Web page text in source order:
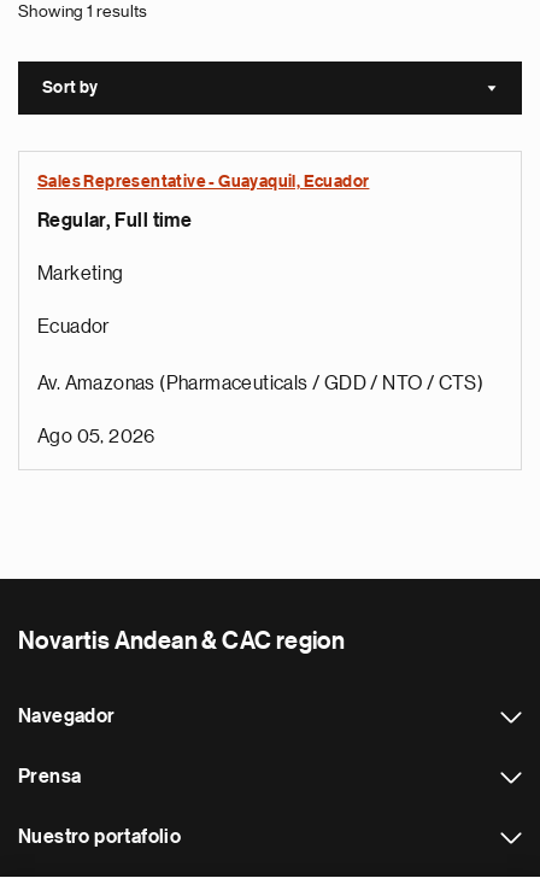
Showing 1 results
Sort by Sort
Sales Representative - Guayaquil, Ecuador
Regular, Full time
Marketing
Ecuador
Av. Amazonas (Pharmaceuticals / GDD / NTO / CTS)
Ago 05, 2026
Novartis Andean & CAC region
Navegador
Prensa
Nuestro portafolio